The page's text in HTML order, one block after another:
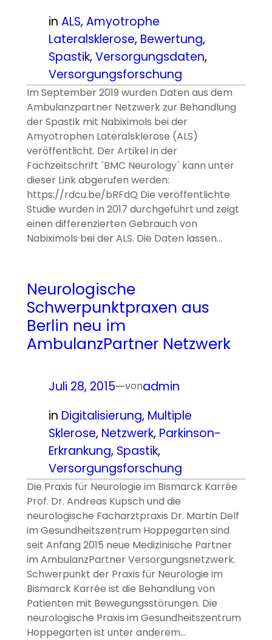
in ALS, Amyotrophe
Lateralsklerose, Bewertung
Spastik, Versorgungsdaten
Versorgungsforschung
Im September 2019 wurden Daten aus dem
Ambulanzpartner Netzwerk zur Behandlung
der Spastik mit Nabiximols bei der
Amyotrophen Lateralsklerose (ALS)
veröffentlicht. Der Artikel in der
Fachzeitschrift `BMC Neurology´ kann unter
dieser Link abgerufen werden:
https://rdcu.be/bRFdQ Die veröffentlichte
Studie wurden in 2017 durchgeführt und zeigt
einen differenzierten Gebrauch von
Nabiximols bei der ALS. Die Daten lassen…
Neurologische
Schwerpunktpraxen aus
Berlin neu im
AmbulanzPartner Netzwerk
Juli 28, 2015—vonadmin
in Digitalisierung, Multiple
Sklerose, Netzwerk, Parkinson-
Erkrankung, Spastik
Versorgungsforschung
Die Praxis für Neurologie im Bismarck Karrée
Prof. Dr. Andreas Kupsch und die
neurologische Facharztpraxis Dr. Martin Delf
im Gesundheitszentrum Hoppegarten sind
seit Anfang 2015 neue Medizinische Partner
im AmbulanzPartner Versorgungsnetzwerk.
Schwerpunkt der Praxis für Neurologie im
Bismarck Karrée ist die Behandlung von
Patienten mit Bewegungsstörungen. Die
neurologische Praxis im Gesundheitszentrum
Hoppegarten ist unter anderem…